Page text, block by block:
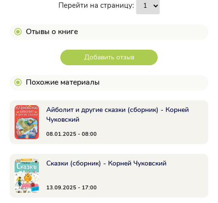
Перейти на страницу:
Отывы о книге
Добавить отзыв
Похожие материалы
Айболит и другие сказки (сборник) - Корней
Чуковский
08.01.2025 - 08:00
Сказки (сборник) - Корней Чуковский
13.09.2025 - 17:00